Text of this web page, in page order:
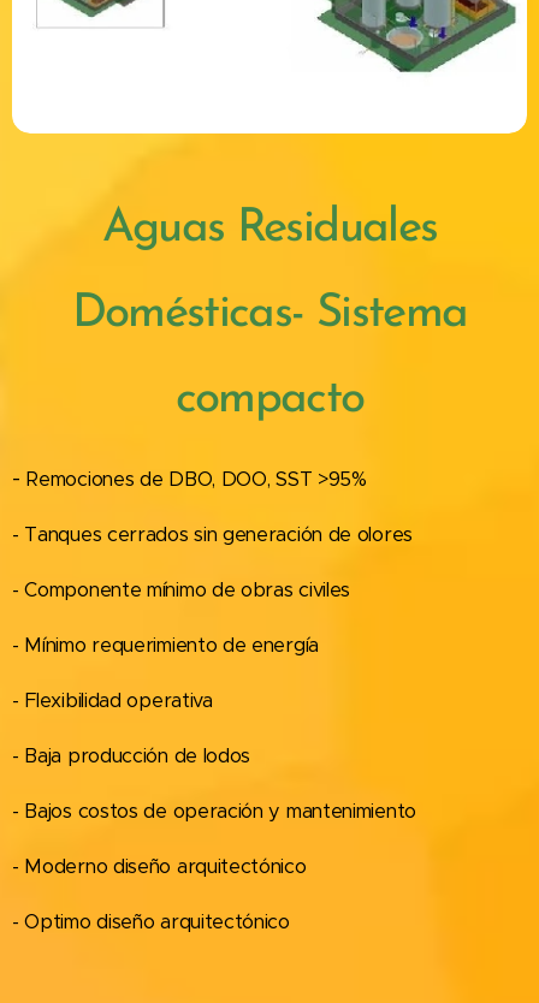
Aguas Residuales
Domésticas- Sistema
compacto
- Remociones de DBO, DOO, SST >95%
- Tanques cerrados sin generación de olores
- Componente mínimo de obras civiles
- Mínimo requerimiento de energía
- Flexibilidad operativa
- Baja producción de lodos
- Bajos costos de operación y mantenimiento
- Moderno diseño arquitectónico
- Optimo diseño arquitectónico